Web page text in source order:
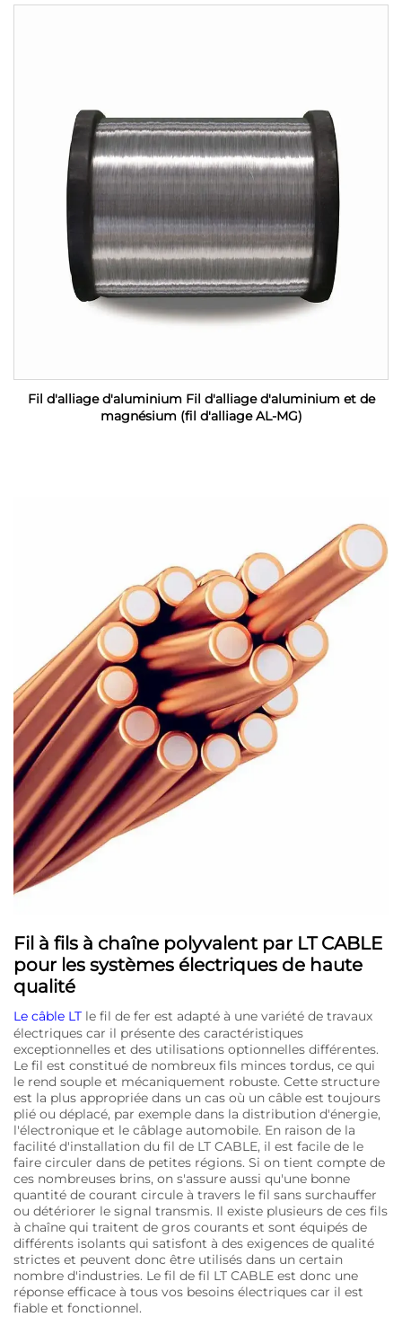
Fil d'alliage d'aluminium Fil d'alliage d'aluminium et de
magnésium (fil d'alliage AL-MG)
Fil à fils à chaîne polyvalent par LT CABLE
pour les systèmes électriques de haute
qualité
Le câble LT le fil de fer est adapté à une variété de travaux
électriques car il présente des caractéristiques
exceptionnelles et des utilisations optionnelles différentes.
Le fil est constitué de nombreux fils minces tordus, ce qui
le rend souple et mécaniquement robuste. Cette structure
est la plus appropriée dans un cas où un câble est toujours
plié ou déplacé, par exemple dans la distribution d'énergie,
l'électronique et le câblage automobile. En raison de la
facilité d'installation du fil de LT CABLE, il est facile de le
faire circuler dans de petites régions. Si on tient compte de
ces nombreuses brins, on s'assure aussi qu'une bonne
quantité de courant circule à travers le fil sans surchauffer
ou détériorer le signal transmis. Il existe plusieurs de ces fils
à chaîne qui traitent de gros courants et sont équipés de
différents isolants qui satisfont à des exigences de qualité
strictes et peuvent donc être utilisés dans un certain
nombre d'industries. Le fil de fil LT CABLE est donc une
réponse efficace à tous vos besoins électriques car il est
fiable et fonctionnel.